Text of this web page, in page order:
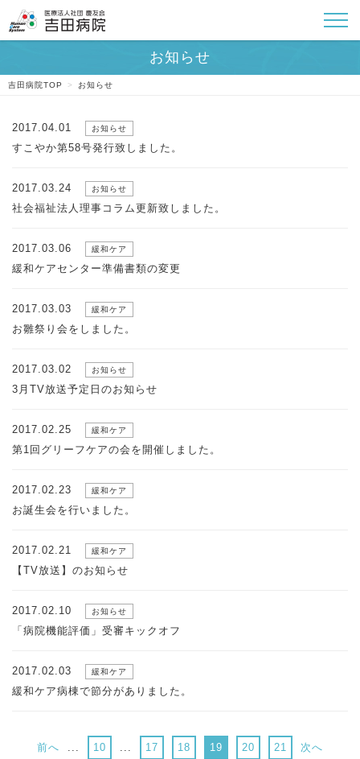
吉田病院TOP > お知らせ
2017.04.01 お知らせ
すこやか第58号発行致しました。
2017.03.24 お知らせ
社会福祉法人理事コラム更新致しました。
2017.03.06 緩和ケア
緩和ケアセンター準備書類の変更
2017.03.03 緩和ケア
お雛祭り会をしました。
2017.03.02 お知らせ
3月TV放送予定日のお知らせ
2017.02.25 緩和ケア
第1回グリーフケアの会を開催しました。
2017.02.23 緩和ケア
お誕生会を行いました。
2017.02.21 緩和ケア
【TV放送】のお知らせ
2017.02.10 お知らせ
「病院機能評価」受審キックオフ
2017.02.03 緩和ケア
緩和ケア病棟で節分がありました。
前へ ... 10 ... 17 18 19 20 21 次へ